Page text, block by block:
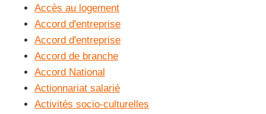
Accès au logement
Accord d'entreprise
Accord d'entreprise
Accord de branche
Accord National
Actionnariat salarié
Activités socio-culturelles